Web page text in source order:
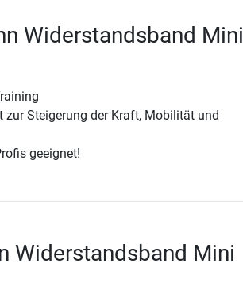
Widerstandsband Mini
Steigerung der Kraft, Mobilität und
geeignet!
Widerstandsband Mini